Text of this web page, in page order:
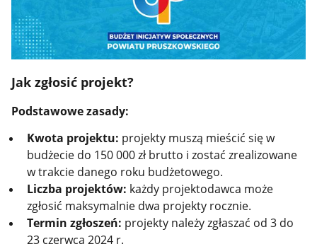
Jak zgłosić projekt?
Podstawowe zasady:
Kwota projektu: projekty muszą mieścić się w
budżecie do 150 000 zł brutto i zostać zrealizowane
w trakcie danego roku budżetowego.
Liczba projektów: każdy projektodawca może
zgłosić maksymalnie dwa projekty rocznie.
Termin zgłoszeń: projekty należy zgłaszać od 3 do
23 czerwca 2024 r.